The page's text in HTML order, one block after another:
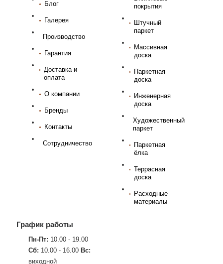
Блог
Галерея
Производство
Гарантия
Доставка и
оплата
О компании
Бренды
Контакты
Сотрудничество
покрытия
Штучный
паркет
Массивная
доска
Паркетная
доска
Инженерная
доска
Художественный
паркет
Паркетная
ёлка
Террасная
доска
Расходные
материалы
График работы
Пн-Пт: 10.00 - 19.00
Сб: 10.00 - 16.00 Вс:
виходной